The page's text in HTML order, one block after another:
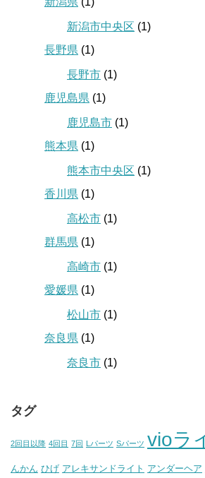
新潟市中央区 (1)
長野県 (1)
長野市 (1)
鹿児島県 (1)
鹿児島市 (1)
熊本県 (1)
熊本市中央区 (1)
香川県 (1)
高松市 (1)
群馬県 (1)
高崎市 (1)
愛媛県 (1)
松山市 (1)
奈良県 (1)
奈良市 (1)
タグ
2回目以降 4回目 7回 Lパーツ Sパーツ vioラ
んかん ひげ アレキサンドライト アンダーヘア